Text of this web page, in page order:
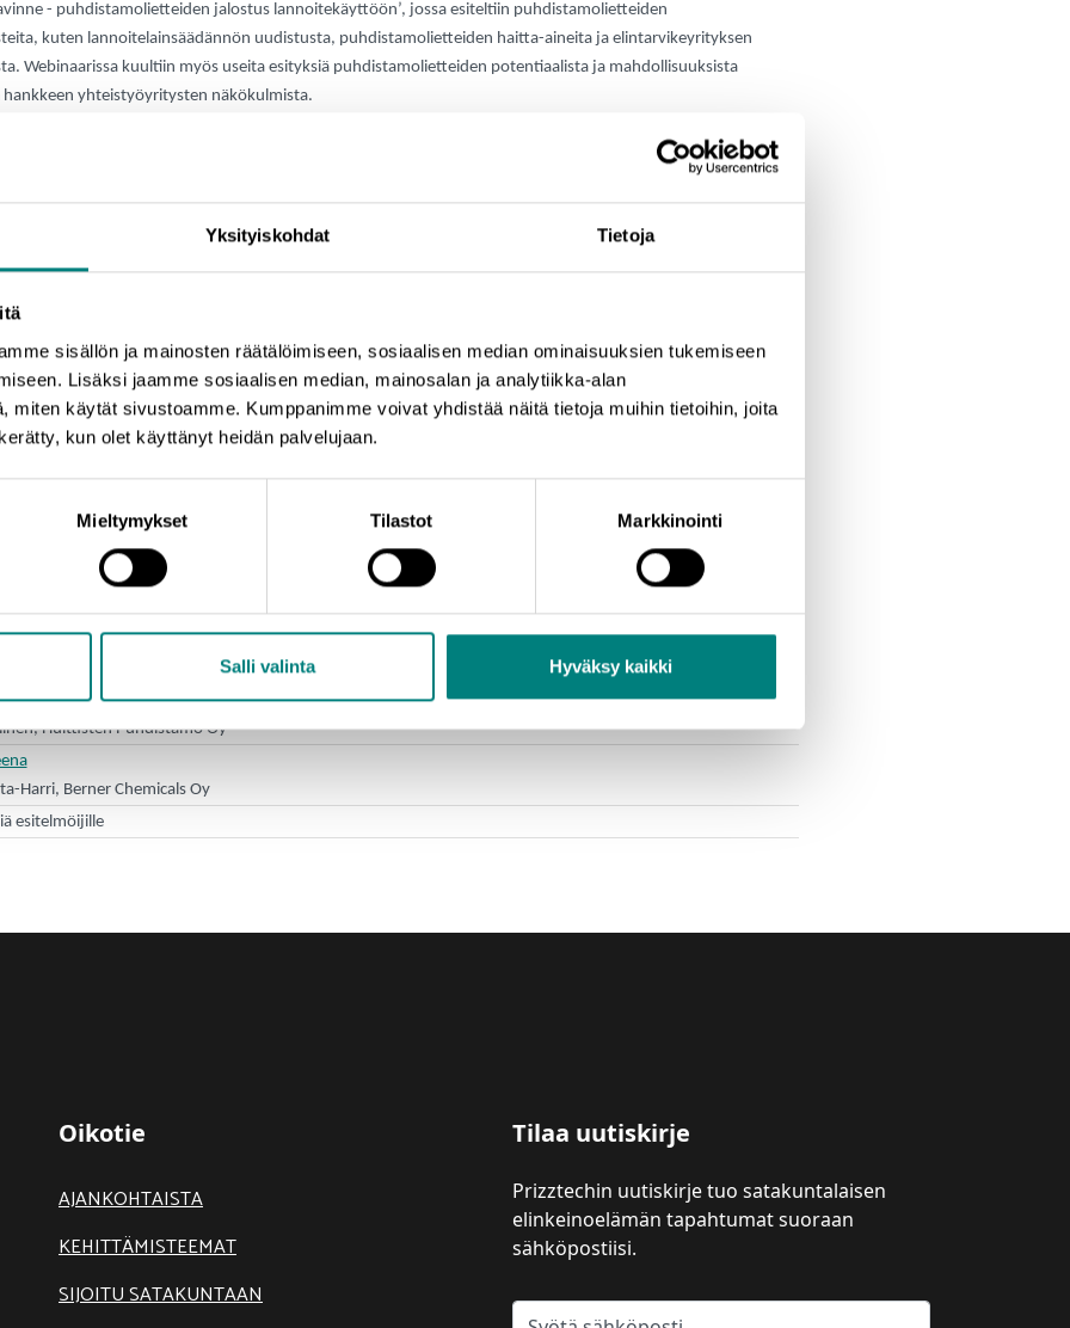
Yksityiskohdat Tietoja
sisällön ja mainosten räätälöimiseen, sosiaalisen median ominaisuuksien tukemiseen
Lisäksi jaamme sosiaalisen median, mainosalan ja analytiikka-alan
miten käytät sivustoamme. Kumppanimme voivat yhdistää näitä tietoja muihin tietoihin, joita
kun olet käyttänyt heidän palvelujaan.
Mieltymykset Tilastot Markkinointi
Salli valinta Hyväksy kaikki
- puhdistamolietteiden jalostus lannoitekäyttöön’, jossa esiteltiin puhdistamolietteiden
kuten lannoitelainsäädännön uudistusta, puhdistamolietteiden haitta-aineita ja elintarvikeyrityksen
Webinaarissa kuultiin myös useita esityksiä puhdistamolietteiden potentiaalista ja mahdollisuuksista
yhteistyöyritysten näkökulmista.
Prizztech Oy
Ruokavirasto
ympäristökeskus
viljelijäkokemuksia Pohjanmaalta
Lakeuden Etappi Oy
jätevesilietteen ravinteiden jalostukseen
kierrätyslannoitteista - Porin biokaasulaitoksen tuotanto alkamassa
Envor Pori Oy
Huittisten Puhdistamo Oy
Harri, Berner Chemicals Oy
esitelmöijille
Oikotie
AJANKOHTAISTA
KEHITTÄMISTEEMAT
SIJOITU SATAKUNTAAN
Tilaa uutiskirje
Prizztechin uutiskirje tuo satakuntalaisen
elinkeinoelämän tapahtumat suoraan
sähköpostiisi.